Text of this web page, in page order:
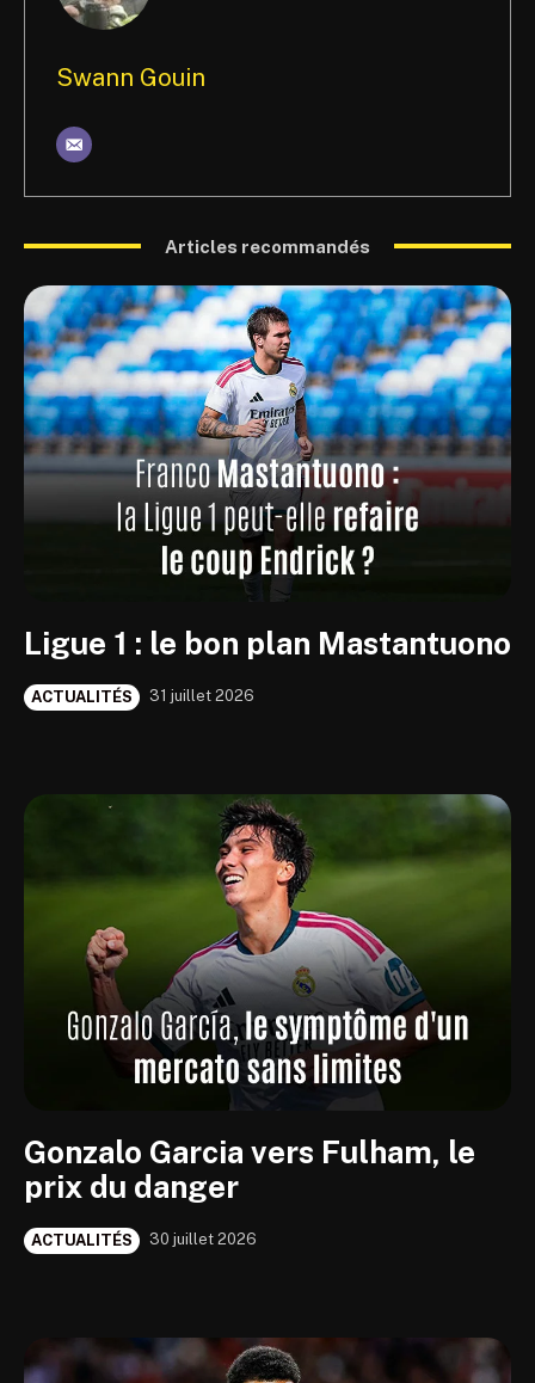
Swann Gouin
Articles recommandés
Ligue 1 : le bon plan Mastantuono
ACTUALITÉS 31 juillet 2026
Gonzalo Garcia vers Fulham, le
prix du danger
ACTUALITÉS 30 juillet 2026